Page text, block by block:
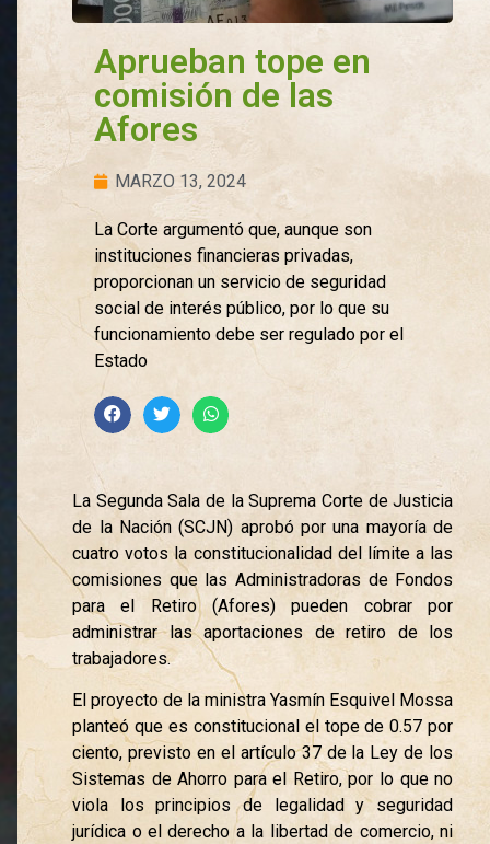
Aprueban tope en
comisión de las
Afores
MARZO 13, 2024
La Corte argumentó que, aunque son
instituciones financieras privadas,
proporcionan un servicio de seguridad
social de interés público, por lo que su
funcionamiento debe ser regulado por el
Estado
La Segunda Sala de la Suprema Corte de Justicia
de la Nación (SCJN) aprobó por una mayoría de
cuatro votos la constitucionalidad del límite a las
comisiones que las Administradoras de Fondos
para el Retiro (Afores) pueden cobrar por
administrar las aportaciones de retiro de los
trabajadores.
El proyecto de la ministra Yasmín Esquivel Mossa
planteó que es constitucional el tope de 0.57 por
ciento, previsto en el artículo 37 de la Ley de los
Sistemas de Ahorro para el Retiro, por lo que no
viola los principios de legalidad y seguridad
jurídica o el derecho a la libertad de comercio, ni